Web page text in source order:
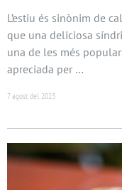
L’estiu és sinònim de
que una deliciosa
una de les més
apreciada per …
7 agost del 2023